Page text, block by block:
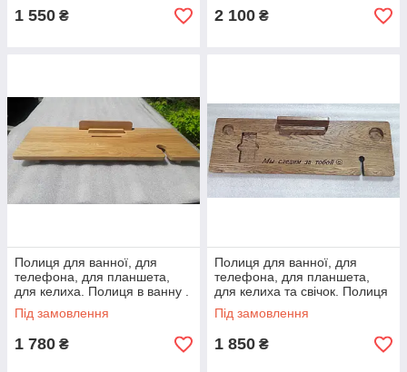
1 550 ₴ 2 100 ₴
Полиця для ванної, для
телефона, для планшета,
для келиха. Полиця в ванну .
Релакс-полиця.
Під замовлення
1 780 ₴
Полиця для ванної, для
телефона, для планшета,
для келиха та свічок. Полиця
в ванну . Релакс-полиця.
Під замовлення
1 850 ₴